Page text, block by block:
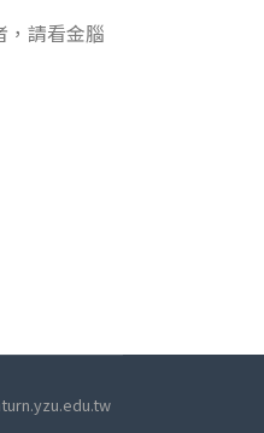
，請看金腦